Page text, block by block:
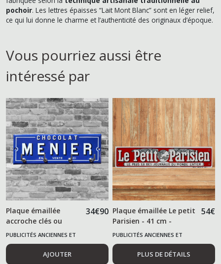
pochoir. Les lettres épaisses “Lait Mont Blanc” sont en léger relief,
ce qui lui donne le charme et l’authenticité des originaux d’époque.
Vous pourriez aussi être
intéressé par
Plaque émaillée
accroche clés ou
torchon MENIER
34€90
PUBLICITÉS ANCIENNES ET
ALIMENTAIRES
AJOUTER
Plaque émaillée Le petit
Parisien - 41 cm -
54€
PUBLICITÉS ANCIENNES ET
ALIMENTAIRES
PLUS DE DÉTAILS